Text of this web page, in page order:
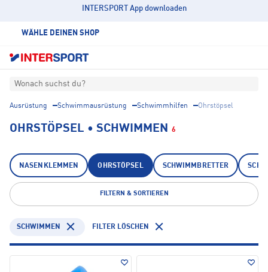
INTERSPORT App downloaden
WÄHLE DEINEN SHOP
Wonach suchst du?
Ausrüstung Schwimmausrüstung Schwimmhilfen Ohrstöpsel
OHRSTÖPSEL • SCHWIMMEN 6
NASENKLEMMEN OHRSTÖPSEL SCHWIMMBRETTER
FILTERN & SORTIEREN
SCHWIMMEN FILTER LÖSCHEN